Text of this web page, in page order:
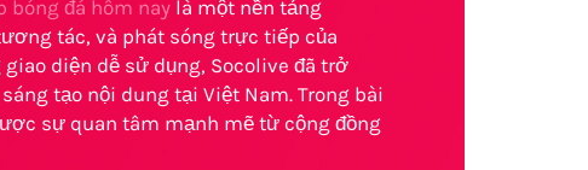
bóng đá hôm nay là một nền tảng
tác, và phát sóng trực tiếp của
diện dễ sử dụng, Socolive đã trở
tạo nội dung tại Việt Nam. Trong bài
sự quan tâm mạnh mẽ từ cộng đồng